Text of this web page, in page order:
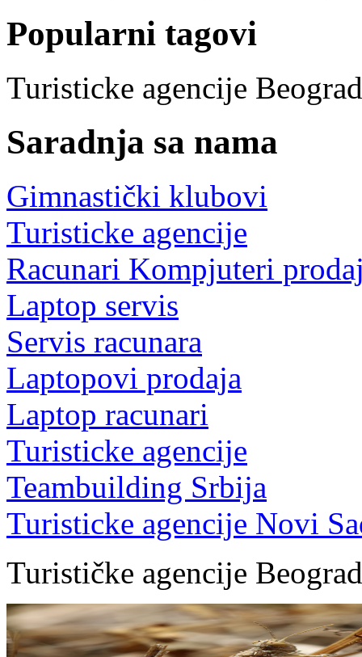
Popularni tagovi
Turisticke agencije Beograd
Saradnja sa nama
Gimnastički klubovi
Turisticke agencije
Racunari Kompjuteri
Laptop servis
Servis racunara
Laptopovi prodaja
Laptop racunari
Turisticke agencije
Teambuilding Srbija
Turisticke agencije Novi
Turističke agencije Beograd